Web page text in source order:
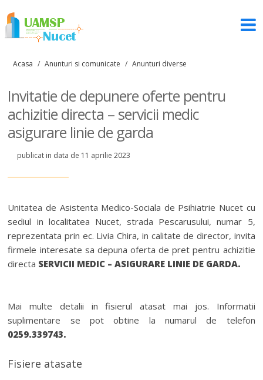
Acasa / Anunturi si comunicate / Anunturi diverse
Invitatie de depunere oferte pentru
achizitie directa – servicii medic
asigurare linie de garda
publicat in data de 11 aprilie 2023
Unitatea de Asistenta Medico-Sociala de Psihiatrie Nucet cu
sediul in localitatea Nucet, strada Pescarusului, numar 5,
reprezentata prin ec. Livia Chira, in calitate de director, invita
firmele interesate sa depuna oferta de pret pentru achizitie
directa SERVICII MEDIC – ASIGURARE LINIE DE GARDA.
Mai multe detalii in fisierul atasat mai jos. Informatii
suplimentare se pot obtine la numarul de telefon
0259.339743.
Fisiere atasate